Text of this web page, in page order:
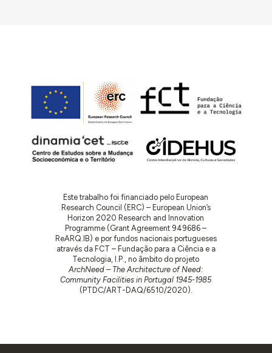
Este trabalho foi financiado pelo European
Research Council (ERC) – European Union’s
Horizon 2020 Research and Innovation
Programme (Grant Agreement 949686 –
ReARQ.IB) e por fundos nacionais portugueses
através da FCT – Fundação para a Ciência e a
Tecnologia, I.P., no âmbito do projeto
ArchNeed – The Architecture of Need:
Community Facilities in Portugal 1945-1985
(PTDC/ART-DAQ/6510/2020).